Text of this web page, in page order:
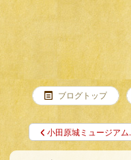
ブログトップ
小田原城ミュージア